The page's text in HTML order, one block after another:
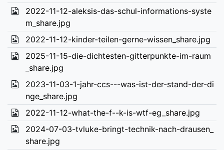
2022-11-12-aleksis-das-schul-informations-syste
m_share.jpg
2022-11-12-kinder-teilen-gerne-wissen_share.jpg
2025-11-15-die-dichtesten-gitterpunkte-im-raum
_share.jpg
2023-11-03-1-jahr-ccs---was-ist-der-stand-der-di
nge_share.jpg
2022-11-12-what-the-f--k-is-wtf-eg_share.jpg
2024-07-03-tvluke-bringt-technik-nach-drausen_
share.jpg